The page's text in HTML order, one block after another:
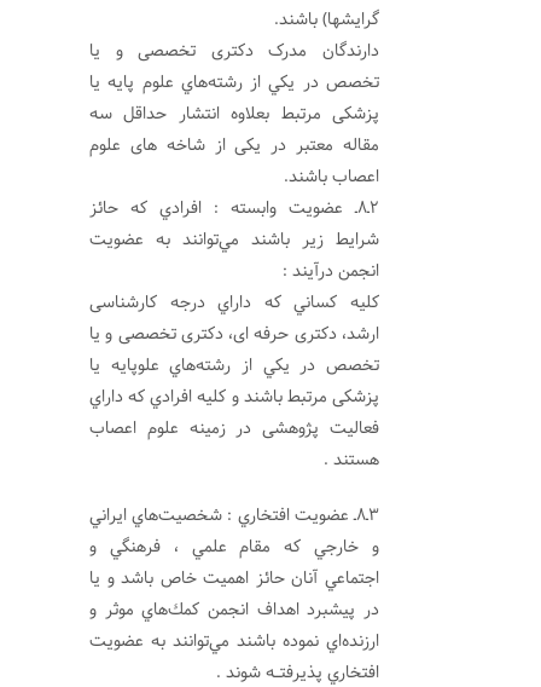
گرایشها) باشند.
دارندگان مدرک دکتری تخصصی و یا
تخصص در يكي از رشته‌هاي علوم پایه یا
پزشکی مرتبط بعلاوه انتشار حداقل سه
مقاله معتبر در یکی از شاخه های علوم
اعصاب باشند.
2ـ8ـ عضويت وابسته : افرادي كه حائز
شرايط زير باشند مي‌توانند به عضويت
انجمن درآيند :
كليه كساني كه داراي درجه کارشناسی
ارشد، دکتری حرفه ای، دکتری تخصصی و یا
تخصص در يكي از رشته‌هاي علوپایه یا
پزشکی مرتبط باشند و كليه افرادي كه داراي
فعالیت پژوهشی در زمینه علوم اعصاب
هستند .
3ـ8ـ عضويت افتخاري : شخصيت‌هاي ايراني
و خارجي كه مقام علمي ، فرهنگي و
اجتماعي آنان حائز اهميت خاص باشد و يا
در پيشبرد اهداف انجمن كمك‌هاي موثر و
ارزنده‌اي نموده باشند مي‌توانند به عضويت
افتخاري پذيرفتــه شوند .